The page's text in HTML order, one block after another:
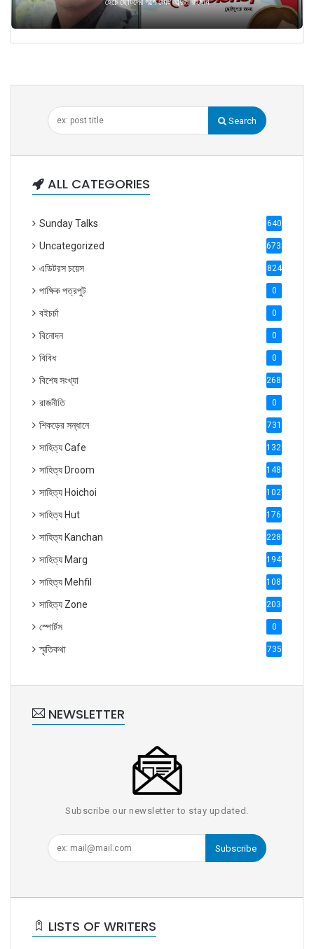
Search
ALL CATEGORIES
Sunday Talks 640
Uncategorized 6738
এডিটরস চয়েস 824
পাক্ষিক পত্রপুট 0
বইচর্চা 0
বিনোদন 0
বিবিধ 0
বিশেষ সংখ্যা 2686
রাজনীতি 0
শিকড়ের সন্ধানে 731
সাহিত্য Cafe 1321
সাহিত্য Droom 1488
সাহিত্য Hoichoi 1027
সাহিত্য Hut 1769
সাহিত্য Kanchan 2287
সাহিত্য Marg 1947
সাহিত্য Mehfil 1088
সাহিত্য Zone 2035
স্পোর্টস 0
স্মৃতিকথা 735
NEWSLETTER
Subscribe our newsletter to stay updated.
Subscribe
LISTS OF WRITERS